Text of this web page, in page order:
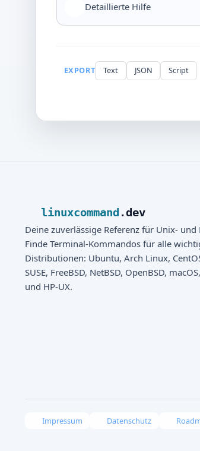
Detaillierte Hilfe
EXPORT Text JSON Script
linuxcommand .dev
Deine zuverlässige Referenz für Unix- und
Finde Terminal-Kommandos für alle
Distributionen: Ubuntu, Arch Linux,
SUSE, FreeBSD, NetBSD, OpenBSD,
und HP-UX.
Impressum Datenschutz